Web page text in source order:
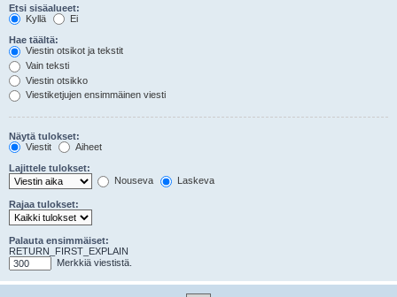
Etsi sisäalueet:
Kyllä
Ei
Hae täältä:
Viestin otsikot ja tekstit
Vain teksti
Viestin otsikko
Viestiketjujen ensimmäinen viesti
Näytä tulokset:
Viestit
Aiheet
Lajittele tulokset:
Nouseva
Laskeva
Rajaa tulokset:
Palauta ensimmäiset:
RETURN_FIRST_EXPLAIN
Merkkiä viestistä.